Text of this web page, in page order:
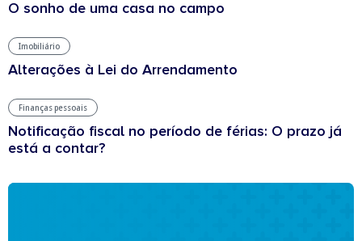
O sonho de uma casa no campo
Imobiliário
Alterações à Lei do Arrendamento
Finanças pessoais
Notificação fiscal no período de férias: O prazo já
está a contar?